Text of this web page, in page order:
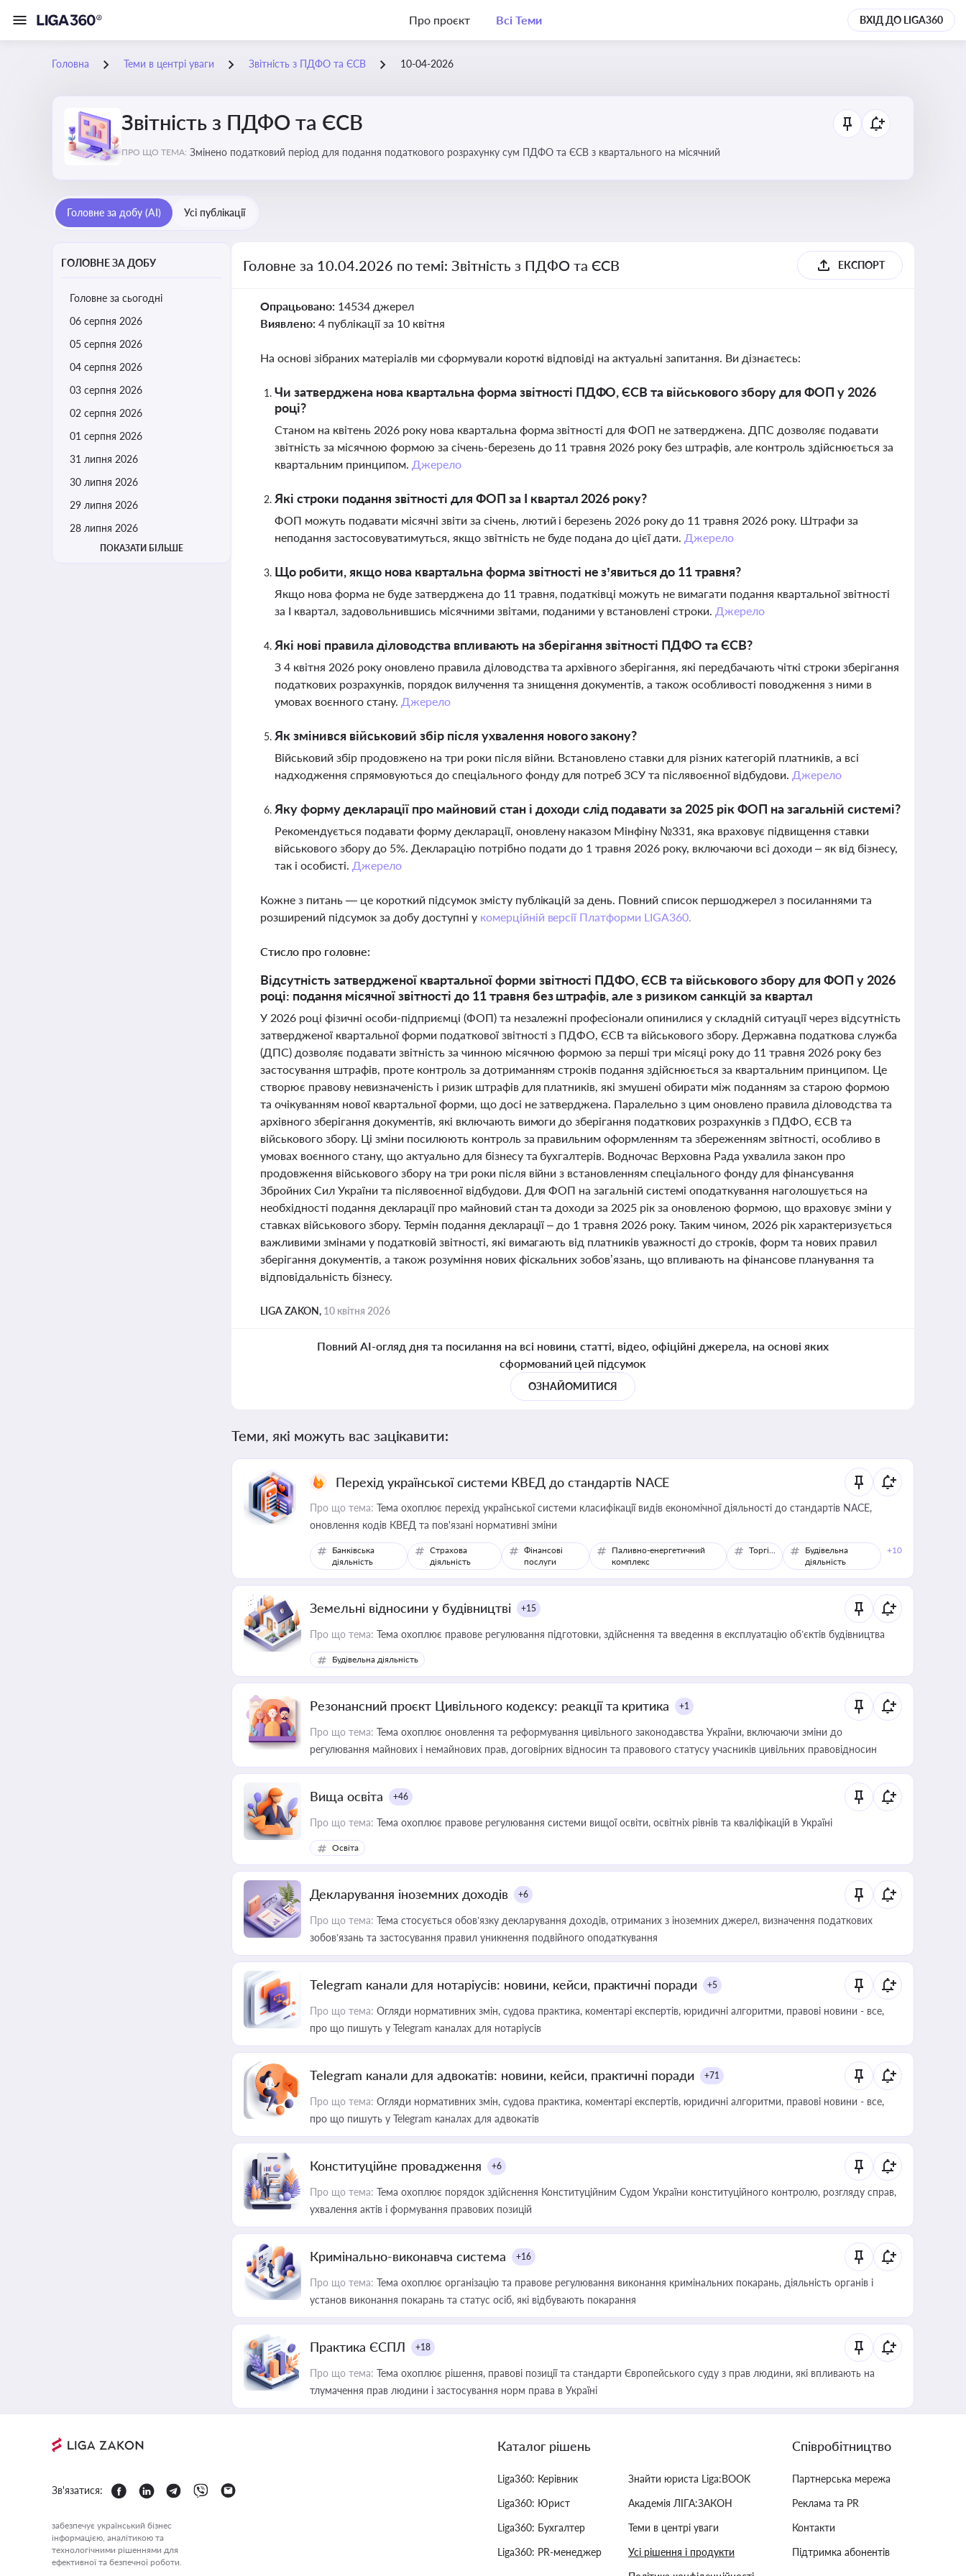
Про проєкт Всі Теми ВХІД ДО LIGA360
Головна Теми в центрі уваги Звітність з ПДФО та ЄСВ 10-04-2026
Звітність з ПДФО та ЄСВ
ПРО ЩО ТЕМА: Змінено податковий період для подання податкового розрахунку сум ПДФО та ЄСВ з квартального на місячний
Головне за добу (AI) Усі публікації
ГОЛОВНЕ ЗА ДОБУ
Головне за сьогодні
06 серпня 2026
05 серпня 2026
04 серпня 2026
03 серпня 2026
02 серпня 2026
01 серпня 2026
31 липня 2026
30 липня 2026
29 липня 2026
28 липня 2026
ПОКАЗАТИ БІЛЬШЕ
Головне за 10.04.2026 по темі: Звітність з ПДФО та ЄСВ ЕКСПОРТ
Опрацьовано: 14534 джерел
Виявлено: 4 публікації за 10 квітня
На основі зібраних матеріалів ми сформували короткі відповіді на актуальні запитання. Ви дізнаєтесь:
Чи затверджена нова квартальна форма звітності ПДФО, ЄСВ та військового збору для ФОП у 2026
році?
Станом на квітень 2026 року нова квартальна форма звітності для ФОП не затверджена. ДПС дозволяє подавати
звітність за місячною формою за січень-березень до 11 травня 2026 року без штрафів, але контроль здійснюється за
квартальним принципом. Джерело
Які строки подання звітності для ФОП за І квартал 2026 року?
ФОП можуть подавати місячні звіти за січень, лютий і березень 2026 року до 11 травня 2026 року. Штрафи за
неподання застосовуватимуться, якщо звітність не буде подана до цієї дати. Джерело
Що робити, якщо нова квартальна форма звітності не з’явиться до 11 травня?
Якщо нова форма не буде затверджена до 11 травня, податківці можуть не вимагати подання квартальної звітності
за І квартал, задовольнившись місячними звітами, поданими у встановлені строки. Джерело
Які нові правила діловодства впливають на зберігання звітності ПДФО та ЄСВ?
З 4 квітня 2026 року оновлено правила діловодства та архівного зберігання, які передбачають чіткі строки зберігання
податкових розрахунків, порядок вилучення та знищення документів, а також особливості поводження з ними в
умовах воєнного стану. Джерело
Як змінився військовий збір після ухвалення нового закону?
Військовий збір продовжено на три роки після війни. Встановлено ставки для різних категорій платників, а всі
надходження спрямовуються до спеціального фонду для потреб ЗСУ та післявоєнної відбудови. Джерело
Яку форму декларації про майновий стан і доходи слід подавати за 2025 рік ФОП на загальній системі?
Рекомендується подавати форму декларації, оновлену наказом Мінфіну №331, яка враховує підвищення ставки
військового збору до 5%. Декларацію потрібно подати до 1 травня 2026 року, включаючи всі доходи – як від бізнесу,
так і особисті. Джерело
Кожне з питань — це короткий підсумок змісту публікацій за день. Повний список першоджерел з посиланнями та
розширений підсумок за добу доступні у комерційній версії Платформи LIGA360.
Стисло про головне:
Відсутність затвердженої квартальної форми звітності ПДФО, ЄСВ та військового збору для ФОП у 2026
році: подання місячної звітності до 11 травня без штрафів, але з ризиком санкцій за квартал
У 2026 році фізичні особи-підприємці (ФОП) та незалежні професіонали опинилися у складній ситуації через відсутність
затвердженої квартальної форми податкової звітності з ПДФО, ЄСВ та військового збору. Державна податкова служба
(ДПС) дозволяє подавати звітність за чинною місячною формою за перші три місяці року до 11 травня 2026 року без
застосування штрафів, проте контроль за дотриманням строків подання здійснюється за квартальним принципом. Це
створює правову невизначеність і ризик штрафів для платників, які змушені обирати між поданням за старою формою
та очікуванням нової квартальної форми, що досі не затверджена. Паралельно з цим оновлено правила діловодства та
архівного зберігання документів, які включають вимоги до зберігання податкових розрахунків з ПДФО, ЄСВ та
військового збору. Ці зміни посилюють контроль за правильним оформленням та збереженням звітності, особливо в
умовах воєнного стану, що актуально для бізнесу та бухгалтерів. Водночас Верховна Рада ухвалила закон про
продовження військового збору на три роки після війни з встановленням спеціального фонду для фінансування
Збройних Сил України та післявоєнної відбудови. Для ФОП на загальній системі оподаткування наголошується на
необхідності подання декларації про майновий стан та доходи за 2025 рік за оновленою формою, що враховує зміни у
ставках військового збору. Термін подання декларації – до 1 травня 2026 року. Таким чином, 2026 рік характеризується
важливими змінами у податковій звітності, які вимагають від платників уважності до строків, форм та нових правил
зберігання документів, а також розуміння нових фіскальних зобов’язань, що впливають на фінансове планування та
відповідальність бізнесу.
LIGA ZAKON, 10 квітня 2026
Повний AI-огляд дня та посилання на всі новини, статті, відео, офіційні джерела, на основі яких
сформований цей підсумок
ОЗНАЙОМИТИСЯ
Теми, які можуть вас зацікавити:
Перехід української системи КВЕД до стандартів NACE
Про що тема: Тема охоплює перехід української системи класифікації видів економічної діяльності до стандартів NACE,
оновлення кодів КВЕД та пов'язані нормативні зміни
Банківська
діяльність
Страхова
діяльність
Фінансові
послуги
Паливно-енергетичний
комплекс
Торгівля
Будівельна
діяльність
+10
Земельні відносини у будівництві +15
Про що тема: Тема охоплює правове регулювання підготовки, здійснення та введення в експлуатацію об’єктів будівництва
Будівельна діяльність
Резонансний проєкт Цивільного кодексу: реакції та критика +1
Про що тема: Тема охоплює оновлення та реформування цивільного законодавства України, включаючи зміни до
регулювання майнових і немайнових прав, договірних відносин та правового статусу учасників цивільних правовідносин
Вища освіта +46
Про що тема: Тема охоплює правове регулювання системи вищої освіти, освітніх рівнів та кваліфікацій в Україні
Освіта
Декларування іноземних доходів +6
Про що тема: Тема стосується обов’язку декларування доходів, отриманих з іноземних джерел, визначення податкових
зобов’язань та застосування правил уникнення подвійного оподаткування
Telegram канали для нотаріусів: новини, кейси, практичні поради +5
Про що тема: Огляди нормативних змін, судова практика, коментарі експертів, юридичні алгоритми, правові новини - все,
про що пишуть у Telegram каналах для нотаріусів
Telegram канали для адвокатів: новини, кейси, практичні поради +71
Про що тема: Огляди нормативних змін, судова практика, коментарі експертів, юридичні алгоритми, правові новини - все,
про що пишуть у Telegram каналах для адвокатів
Конституційне провадження +6
Про що тема: Тема охоплює порядок здійснення Конституційним Судом України конституційного контролю, розгляду справ,
ухвалення актів і формування правових позицій
Кримінально-виконавча система +16
Про що тема: Тема охоплює організацію та правове регулювання виконання кримінальних покарань, діяльність органів і
установ виконання покарань та статус осіб, які відбувають покарання
Практика ЄСПЛ +18
Про що тема: Тема охоплює рішення, правові позиції та стандарти Європейського суду з прав людини, які впливають на
тлумачення прав людини і застосування норм права в Україні
Зв'язатися:
забезпечує український бізнес
інформацією, аналітикою та
технологічними рішеннями для
ефективної та безпечної роботи.
Каталог рішень
Liga360: Керівник
Liga360: Юрист
Liga360: Бухгалтер
Liga360: PR-менеджер
Знайти юриста Liga:BOOK
Академія ЛІГА:ЗАКОН
Теми в центрі уваги
Усі рішення і продукти
Співробітництво
Партнерська мережа
Реклама та PR
Контакти
Підтримка абонентів